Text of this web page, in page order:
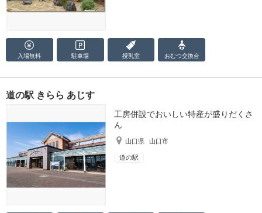
入場無料 駐車場 授乳室 おむつ交換台
道の駅 きらら あじす
工房併設でおいしい特産が盛りだくさ
ん
山口県 山口市
道の駅